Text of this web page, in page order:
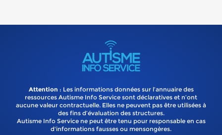
Attention : Les informations données sur l’annuaire des
ressources Autisme Info Service sont déclaratives et n’ont
aucune valeur contractuelle. Elles ne peuvent pas être utilisées à
des fins d’évaluation des structures.
Autisme Info Service ne peut être tenu pour responsable en cas
d'informations fausses ou mensongères.